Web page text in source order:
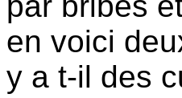
en voici
y a t-il des